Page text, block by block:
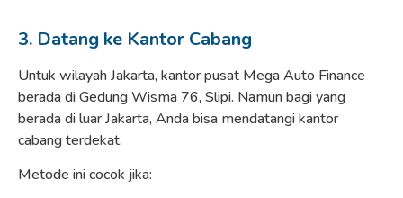
3. Datang ke Kantor Cabang
Untuk wilayah Jakarta, kantor pusat Mega Auto Finance
berada di Gedung Wisma 76, Slipi. Namun bagi yang
berada di luar Jakarta, Anda bisa mendatangi kantor
cabang terdekat.
Metode ini cocok jika: